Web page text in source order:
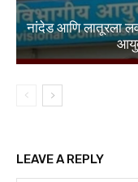
नांदेड आणि लातूरला
LEAVE A REPLY